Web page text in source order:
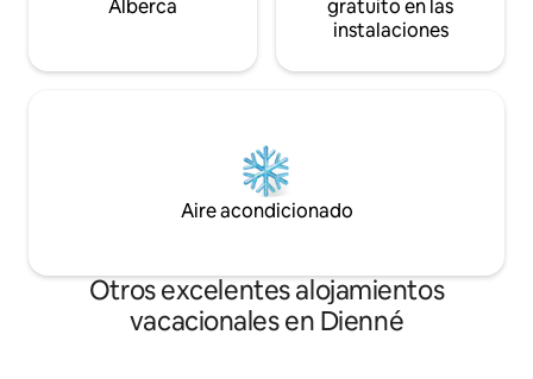
Alberca
gratuito en las
instalaciones
Aire acondicionado
Otros excelentes alojamientos
vacacionales en Dienné